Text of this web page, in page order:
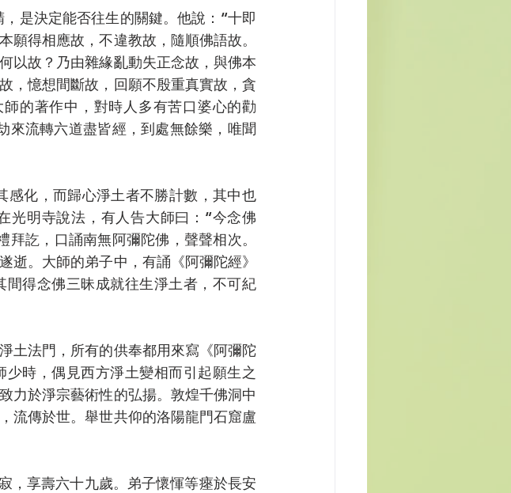
得相應故，不違教故，隨順佛語故。
以故？乃由雜緣亂動失正念故，與佛本
，憶想間斷故，回願不殷重真實故，貪
的著作中，對時人多有苦口婆心的勸
來流轉六道盡皆經，到處無餘樂，唯聞
光明寺說法，有人告大師曰：“今念佛
訖，口誦南無阿彌陀佛，聲聲相次。
逝。大師的弟子中，有誦《阿彌陀經》
得念佛三昧成就往生淨土者，不可紀
土法門，所有的供奉都用來寫《阿彌陀
時，偶見西方淨土變相而引起願生之
力於淨宗藝術性的弘揚。敦煌千佛洞中
流傳於世。舉世共仰的洛陽龍門石窟盧
，享壽六十九歲。弟子懷惲等瘞於長安